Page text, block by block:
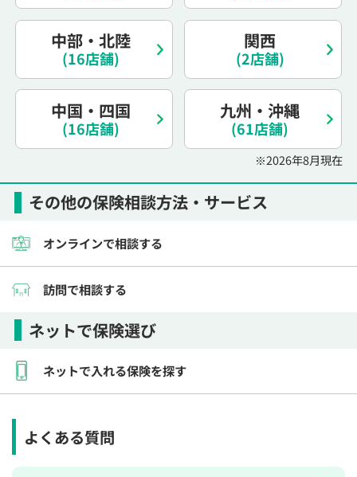
その他の保険相談方法・サービス
オンラインで相談する
訪問で相談する
ネットで保険選び
ネットで入れる保険を探す
中部・北陸
(16店舗)
関西
(2店舗)
中国・四国
(16店舗)
九州・沖縄
(61店舗)
※2026年8月現在
よくある質問